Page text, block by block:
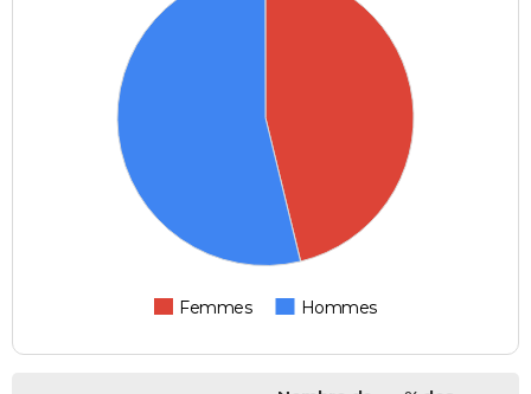
Femmes Hommes